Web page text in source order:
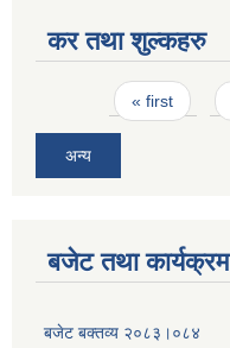
कर तथा शुल्कहरु
Pages« first
अन्य
बजेट तथा कार्यक्रम
बजेट बक्तव्य २०८३।०८४